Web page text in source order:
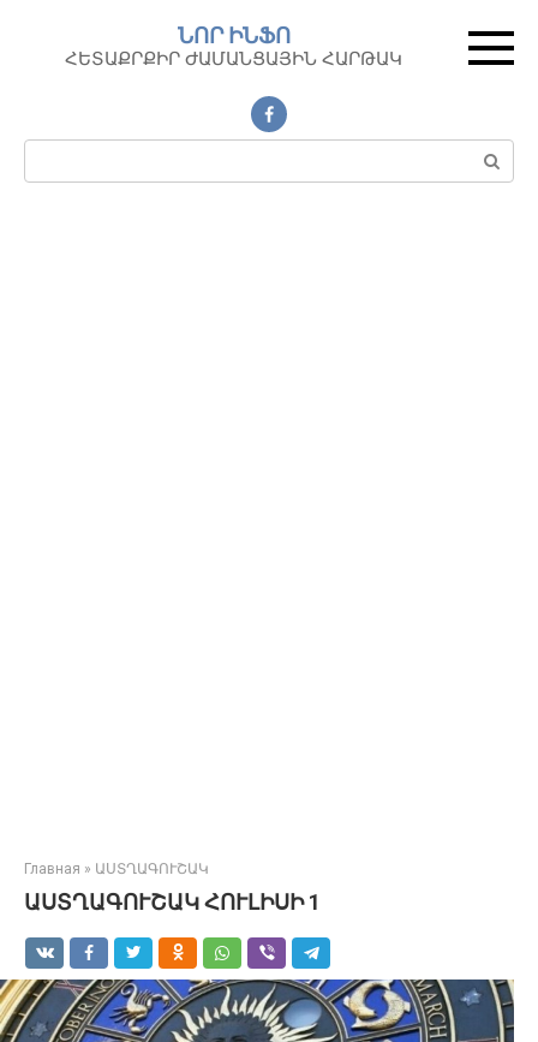
контенту
ՆՈՐ ԻՆՖՈ
ՀԵՏԱՔՐՔԻՐ ԺԱՄԱՆՑԱՅԻՆ ՀԱՐԹԱԿ
Поиск:
Главная » ԱՍՏՂԱԳՈՒՇԱԿ
ԱՍՏՂԱԳՈՒՇԱԿ ՀՈՒԼԻՍԻ 1